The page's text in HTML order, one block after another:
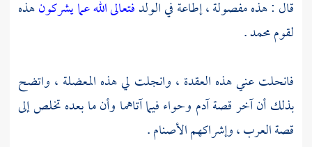
قال : هذه مفصولة ، إطاعة في الولدفتعالى الله عما يشركونهذه
لقوممحمد.
فانحلت عني هذه العقدة ، وانجلت لي هذه المعضلة ، واتضح
بذلك أن آخر قصةآدم وحواءفيما آتاهما وأن ما بعده تخلص إلى
قصة العرب ، وإشراكهم الأصنام .